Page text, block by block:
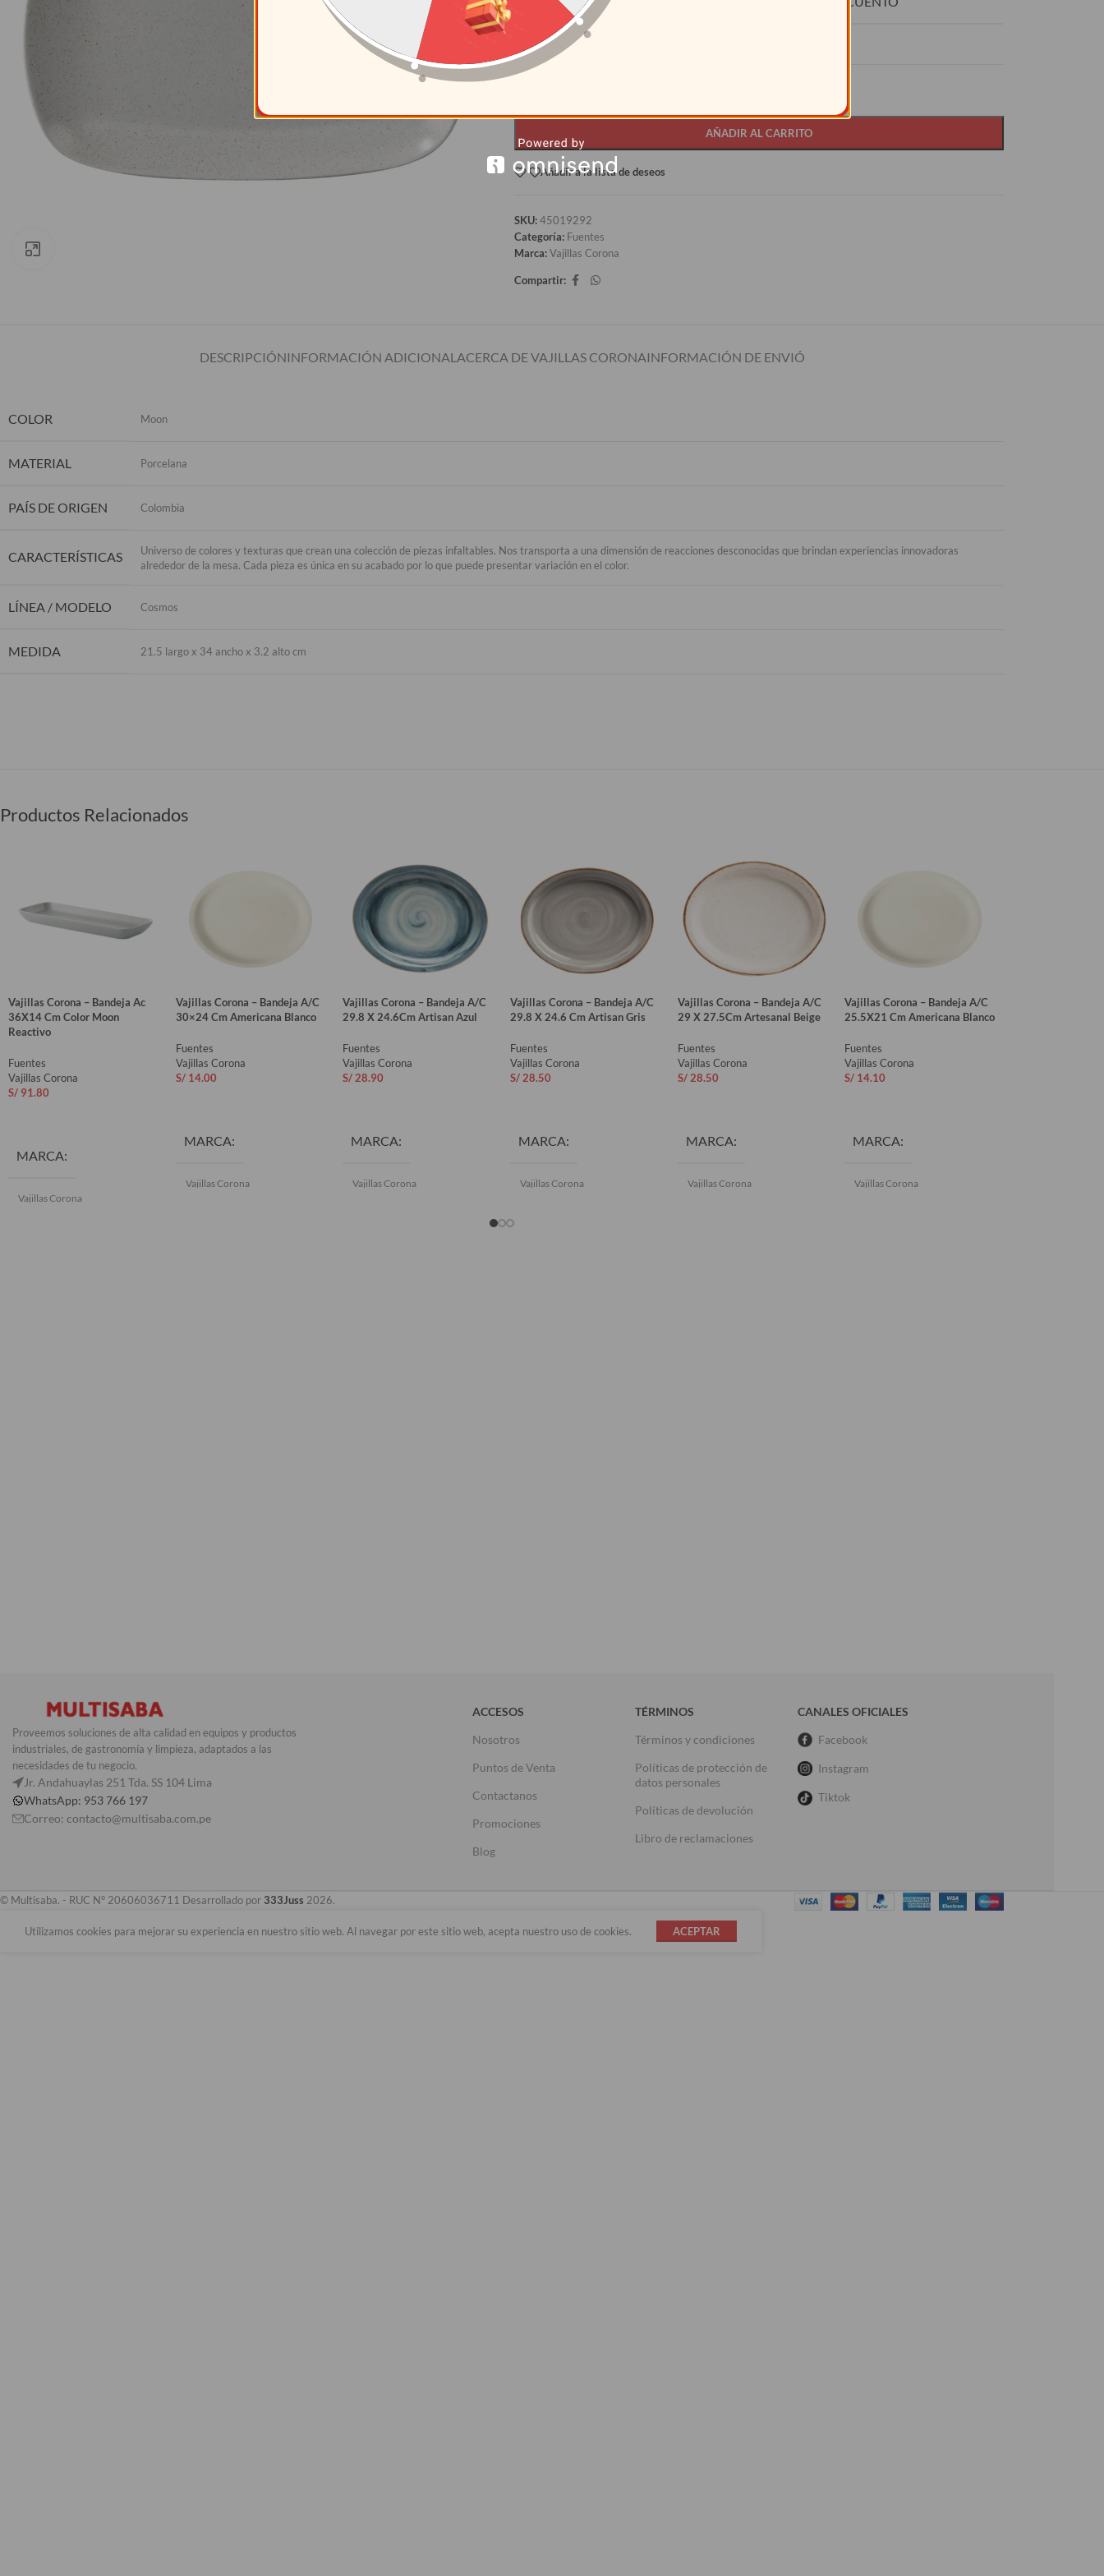
12+
AÑADIR AL CARRITO
Añadir a la lista de deseos
SKU:45019292
Categoría: Fuentes
Marca:Vajillas Corona
Compartir:
DESCRIPCIÓNINFORMACIÓN ADICIONAL ACERCA DE VAJILLAS CORONAINFORMACIÓN DE ENVIÓ
COLOR Moon
MATERIAL Porcelana
PAÍS DE ORIGEN Colombia
CARACTERÍSTICAS
Universo de colores y texturas que crean una colección de piezas infaltables. Nos transporta a una dimensión de reacciones desconocidas que brindan experiencias innovadoras
alrededor de la mesa. Cada pieza es única en su acabado por lo que puede presentar variación en el color.
LÍNEA / MODELO Cosmos
MEDIDA 21.5 largo x 34 ancho x 3.2 alto cm
Productos Relacionados
Vajillas Corona – Bandeja Ac
36X14 Cm Color Moon
Reactivo
Fuentes
Vajillas Corona
S/ 91.80
MARCA
Vajillas Corona
Vajillas Corona – Bandeja A/C
30×24 Cm Americana Blanco
Fuentes
Vajillas Corona
S/14.00
MARCA
Vajillas Corona
Vajillas Corona – Bandeja A/C
29.8 X 24.6Cm Artisan Azul
Fuentes
Vajillas Corona
S/ 28.90
MARCA
Vajillas Corona
Vajillas Corona – Bandeja A/C
29.8 X 24.6 Cm Artisan Gris
Fuentes
Vajillas Corona
S/28.50
MARCA
Vajillas Corona
Vajillas Corona – Bandeja A/C
29 X 27.5Cm Artesanal Beige
Fuentes
Vajillas Corona
S/28.50
MARCA
Vajillas Corona
Vajillas Corona – Bandeja A/C
25.5X21 Cm Americana Blanco
Fuentes
Vajillas Corona
S/ 14.10
MARCA
Vajillas Corona
Proveemos soluciones de alta calidad en equipos y productos
industriales, de gastronomía y limpieza, adaptados a las
necesidades de tu negocio.
Jr. Andahuaylas 251 Tda. SS 104 Lima
WhatsApp: 953 766 197
Correo: contacto@multisaba.com.pe
ACCESOS
Nosotros
Puntos de Venta
Contactanos
Promociones
Blog
TÉRMINOS
Términos y condiciones
Políticas de protección de
datos personales
Políticas de devolución
Libro de reclamaciones
CANALES OFICIALES
Facebook
Instagram
Tiktok
© Multisaba. - RUC N° 20606036711 Desarrollado por 333Juss 2026.
Utilizamos cookies para mejorar su experiencia en nuestro sitio web. Al navegar por este sitio web, acepta nuestro uso de cookies. ACEPTAR